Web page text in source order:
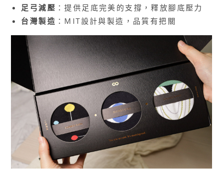
足弓減壓 ：提供足底完美的支撐，釋放腳底壓力
台灣製造 ：MIT設計與製造，品質有把關